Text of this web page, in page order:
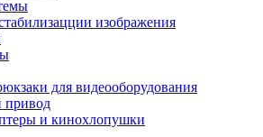
изображения
для видеооборудования
привод
и кинохлопушки